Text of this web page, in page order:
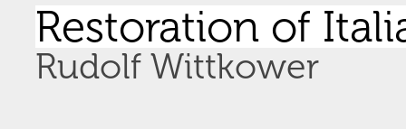
Restoration of
Rudolf Wittkower